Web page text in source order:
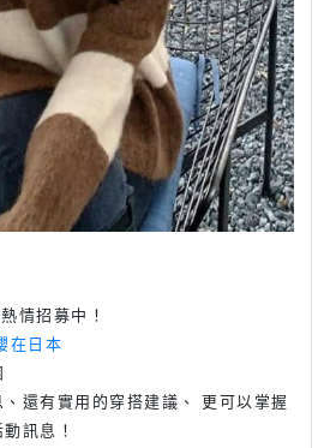
情招募中！
在日本
還有實用的穿搭建議、 更可以掌握
訊息 ！